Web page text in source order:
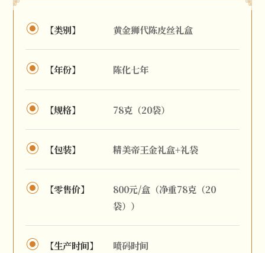
【类别】 黄金狮代陈皮丝礼盒
【年份】 陈化七年
【规格】 78克（20袋）
【包装】 精美帝王金礼盒+礼袋
【零售价】
800元/盒（净重78克（20
袋））
【生产时间】 喷码时间